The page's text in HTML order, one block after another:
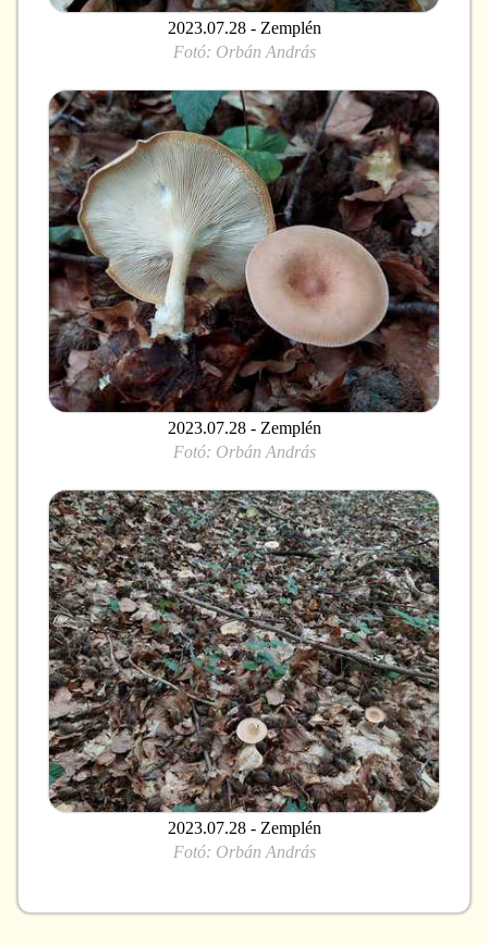
2023.07.28 - Zemplén
Fotó: Orbán András
2023.07.28 - Zemplén
Fotó: Orbán András
2023.07.28 - Zemplén
Fotó: Orbán András